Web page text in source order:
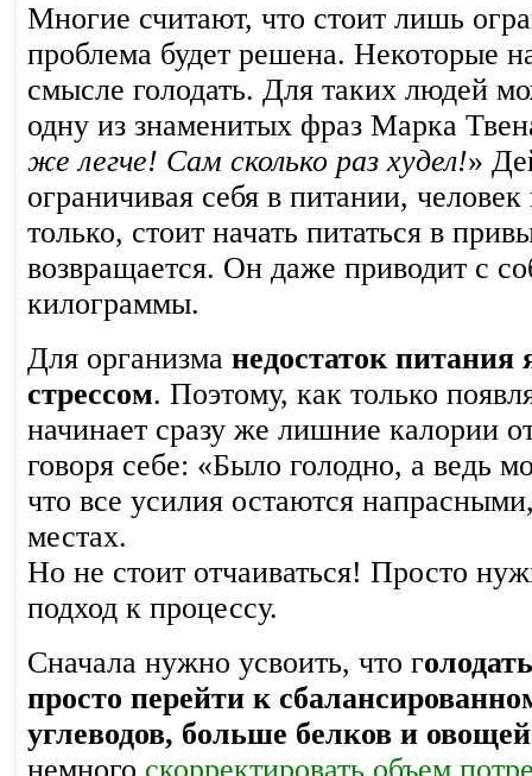
Многие считают, что стоит лишь
проблема будет решена. Некоторые
смысле голодать. Для таких людей
одну из знаменитых фраз Марка
же легче! Сам сколько раз худел!»
ограничивая себя в питании,
только, стоит начать питаться в
возвращается. Он даже приводит с
килограммы.
Для организма недостаток
стрессом. Поэтому, как только
начинает сразу же лишние калории
говоря себе: «Было голодно, а ведь
что все усилия остаются
местах.
Но не стоит отчаиваться! Просто
подход к процессу.
Сначала нужно усвоить, что г
просто перейти к
углеводов, больше белков и